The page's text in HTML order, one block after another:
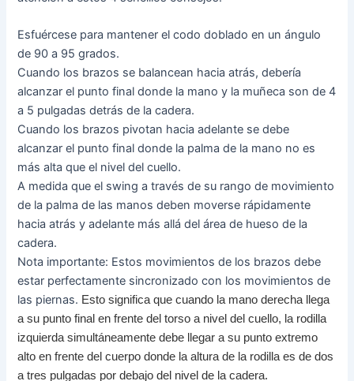
Esfuércese para mantener el codo doblado en un ángulo
de 90 a 95 grados.
Cuando los brazos se balancean hacia atrás, debería
alcanzar el punto final donde la mano y la muñeca son de 4
a 5 pulgadas detrás de la cadera.
Cuando los brazos pivotan hacia adelante se debe
alcanzar el punto final donde la palma de la mano no es
más alta que el nivel del cuello.
A medida que el swing a través de su rango de movimiento
de la palma de las manos deben moverse rápidamente
hacia atrás y adelante más allá del área de hueso de la
cadera.
Nota importante: Estos movimientos de los brazos debe
estar perfectamente sincronizado con los movimientos de
las piernas. Esto significa que cuando la mano derecha llega
a su punto final en frente del torso a nivel del cuello, la rodilla
izquierda simultáneamente debe llegar a su punto extremo
alto en frente del cuerpo donde la altura de la rodilla es de dos
a tres pulgadas por debajo del nivel de la cadera.